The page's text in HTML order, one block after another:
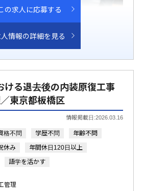
の求人に応募する
情報の詳細を見る
ける退去後の内装原復工事
東京都板橋区
情報掲載日:2026.03.16
格不問 学歴不問
年齢不問
休み
年間休日120日以上
語学を活かす
管理